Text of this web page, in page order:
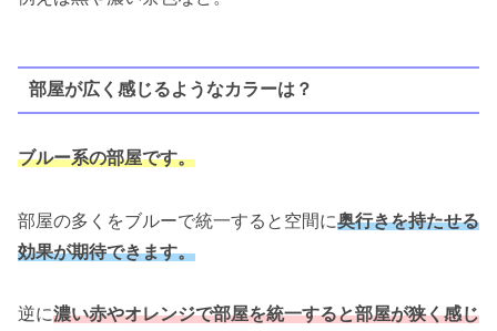
部屋が広く感じるようなカラーは？
ブルー系の部屋です。
部屋の多くをブルーで統一すると空間に奥行きを持たせる
効果が期待できます。
逆に濃い赤やオレンジで部屋を統一すると部屋が狭く感じ